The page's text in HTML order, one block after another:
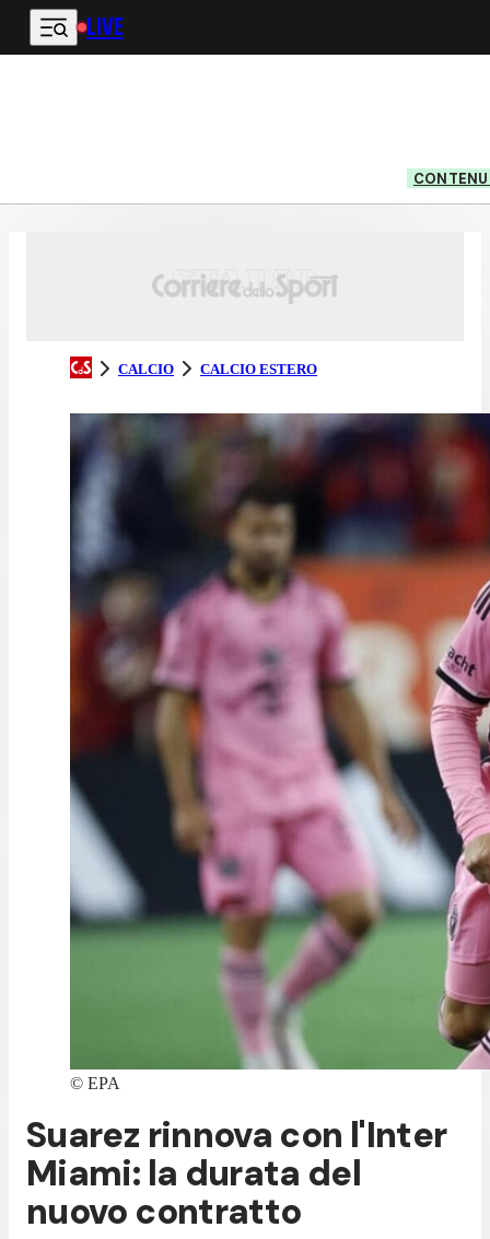
Vai al contenuto principale
LIVE
CALCIO CALCIO ESTERO
© EPA
Suarez rinnova con l'Inter
Miami: la durata del
nuovo contratto